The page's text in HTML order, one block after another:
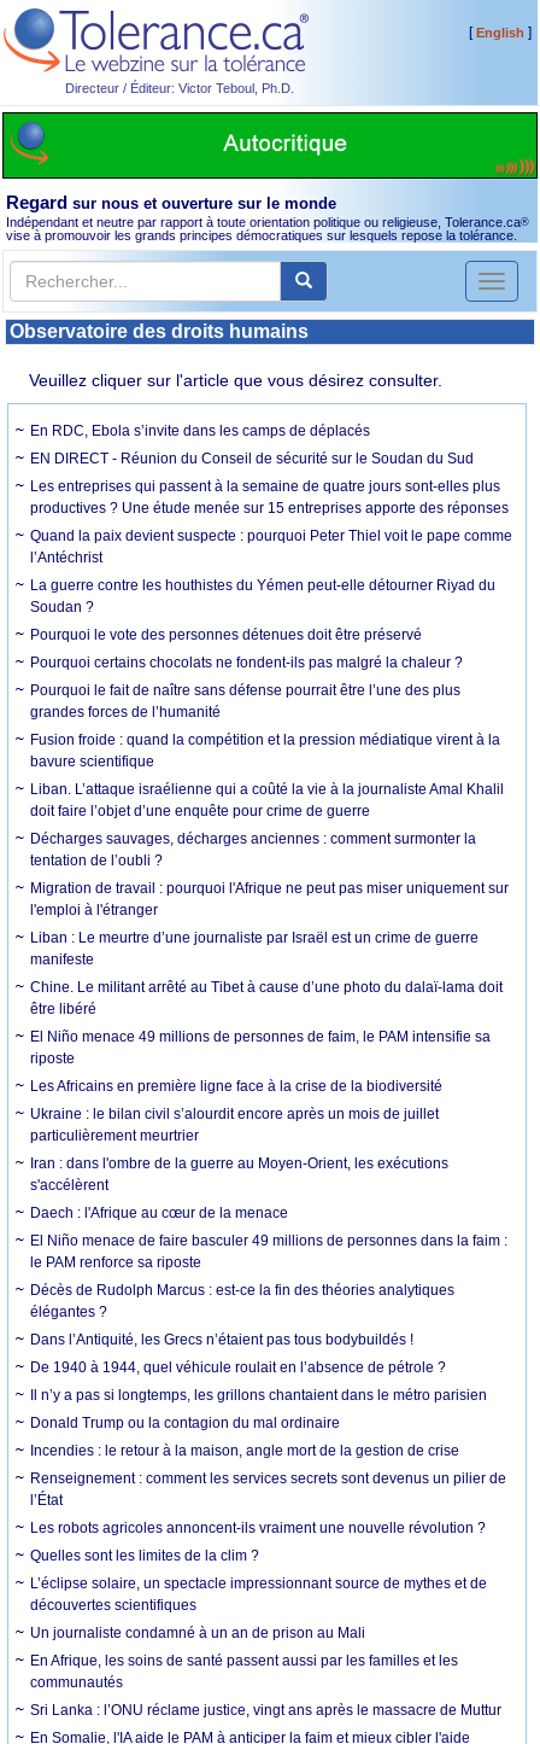
Directeur / Éditeur: Victor Teboul, Ph.D.
[English ]
Regard sur nous et ouverture sur le monde
Indépendant et neutre par rapport à toute orientation politique ou religieuse, Tolerance.ca®
vise à promouvoir les grands principes démocratiques sur lesquels repose la tolérance.
Toggle
Observatoire des droits humains
Veuillez cliquer sur l'article que vous désirez consulter.
En RDC, Ebola s’invite dans les camps de déplacés
EN DIRECT - Réunion du Conseil de sécurité sur le Soudan du Sud
Les entreprises qui passent à la semaine de quatre jours sont-elles plus
productives ? Une étude menée sur 15 entreprises apporte des réponses
Quand la paix devient suspecte : pourquoi Peter Thiel voit le pape comme
l’Antéchrist
La guerre contre les houthistes du Yémen peut-elle détourner Riyad du
Soudan ?
Pourquoi le vote des personnes détenues doit être préservé
Pourquoi certains chocolats ne fondent-ils pas malgré la chaleur ?
Pourquoi le fait de naître sans défense pourrait être l’une des plus
grandes forces de l’humanité
Fusion froide : quand la compétition et la pression médiatique virent à la
bavure scientifique
Liban. L’attaque israélienne qui a coûté la vie à la journaliste Amal Khalil
doit faire l’objet d’une enquête pour crime de guerre
Décharges sauvages, décharges anciennes : comment surmonter la
tentation de l’oubli ?
Migration de travail : pourquoi l'Afrique ne peut pas miser uniquement sur
l'emploi à l'étranger
Liban : Le meurtre d’une journaliste par Israël est un crime de guerre
manifeste
Chine. Le militant arrêté au Tibet à cause d’une photo du dalaï-lama doit
être libéré
El Niño menace 49 millions de personnes de faim, le PAM intensifie sa
riposte
Les Africains en première ligne face à la crise de la biodiversité
Ukraine : le bilan civil s’alourdit encore après un mois de juillet
particulièrement meurtrier
Iran : dans l'ombre de la guerre au Moyen-Orient, les exécutions
s'accélèrent
Daech : l'Afrique au cœur de la menace
El Niño menace de faire basculer 49 millions de personnes dans la faim :
le PAM renforce sa riposte
Décès de Rudolph Marcus : est-ce la fin des théories analytiques
élégantes ?
Dans l’Antiquité, les Grecs n’étaient pas tous bodybuildés !
De 1940 à 1944, quel véhicule roulait en l’absence de pétrole ?
Il n’y a pas si longtemps, les grillons chantaient dans le métro parisien
Donald Trump ou la contagion du mal ordinaire
Incendies : le retour à la maison, angle mort de la gestion de crise
Renseignement : comment les services secrets sont devenus un pilier de
l’État
Les robots agricoles annoncent-ils vraiment une nouvelle révolution ?
Quelles sont les limites de la clim ?
L’éclipse solaire, un spectacle impressionnant source de mythes et de
découvertes scientifiques
Un journaliste condamné à un an de prison au Mali
En Afrique, les soins de santé passent aussi par les familles et les
communautés
Sri Lanka : l’ONU réclame justice, vingt ans après le massacre de Muttur
En Somalie, l'IA aide le PAM à anticiper la faim et mieux cibler l'aide